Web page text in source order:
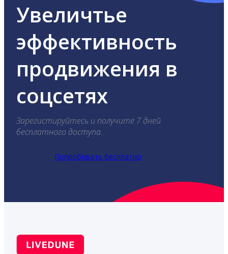
Увеличтье
эффективность
продвижения в
соцсетях
Зарегистируйтесь и получите 7 дней
бесплатного доступа.
Попробовать бесплатно